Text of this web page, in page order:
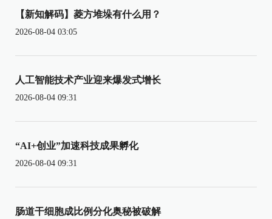
【新知解码】菱方堆垛有什么用？
2026-08-04 03:05
人工智能技术产业迎来爆发式增长
2026-08-04 09:31
“AI+创业”加速科技成果孵化
2026-08-04 09:31
肠道干细胞成比例分化奥秘被破解